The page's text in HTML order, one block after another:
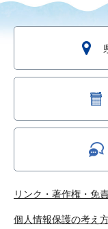
リンク・著作権・免
個人情報保護の考え